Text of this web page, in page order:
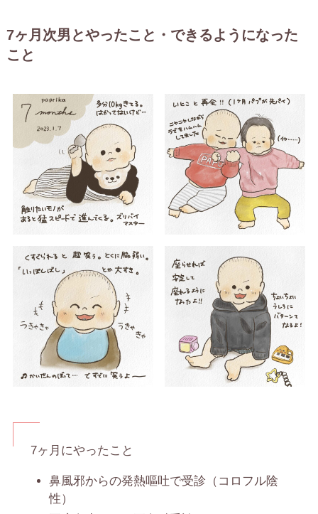
7ヶ月次男とやったこと・できるようになった
こと
7ヶ月にやったこと
鼻風邪からの発熱嘔吐で受診（コロフル陰
性）